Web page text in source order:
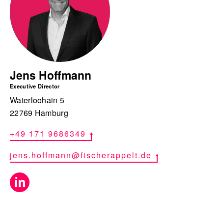
Jens Hoffmann
Executive Director
Waterloohain 5
22769 Hamburg
+49 171 9686349
jens.hoffmann@fischerappelt.de